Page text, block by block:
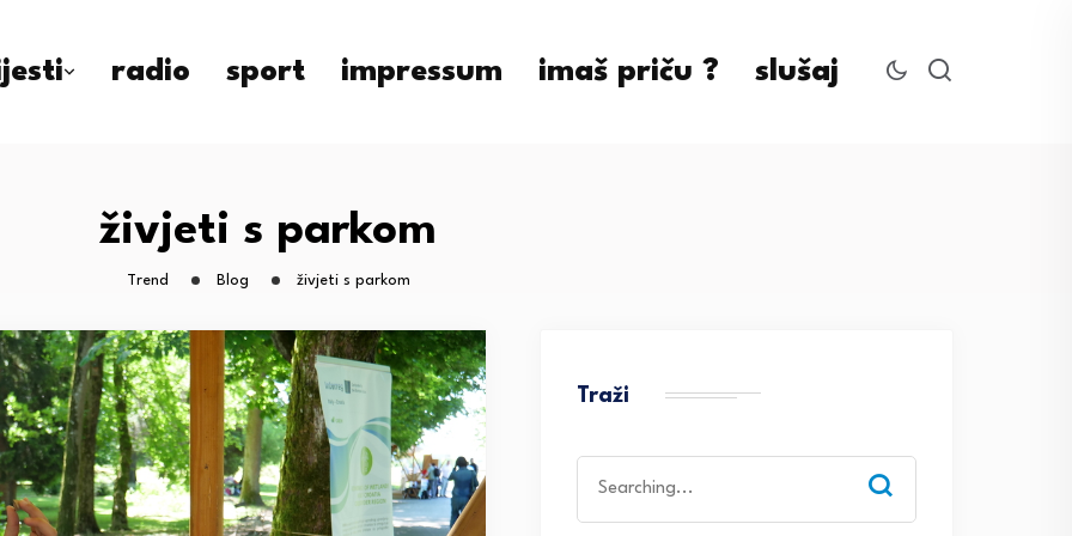
radio sport impressum imaš priču ? slušaj
živjeti s parkom
Trend Blog živjeti s parkom
Traži
for: